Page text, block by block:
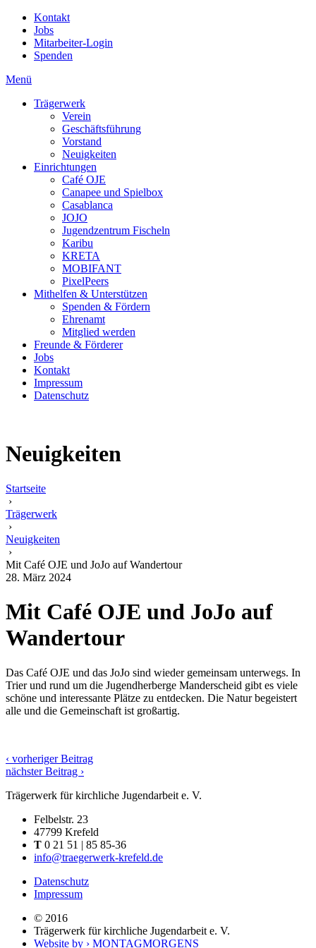
Kontakt
Jobs
Mitarbeiter-Login
Spenden
Menü
Trägerwerk
Verein
Geschäftsführung
Vorstand
Neuigkeiten
Einrichtungen
Café OJE
Canapee und Spielbox
Casablanca
JOJO
Jugendzentrum Fischeln
Karibu
KRETA
MOBIFANT
PixelPeers
Mithelfen & Unterstützen
Spenden & Fördern
Ehrenamt
Mitglied werden
Freunde & Förderer
Jobs
Kontakt
Impressum
Datenschutz
Neuigkeiten
Startseite
›
Trägerwerk
›
Neuigkeiten
›
Mit Café OJE und JoJo auf Wandertour
28. März 2024
Mit Café OJE und JoJo auf
Wandertour
Das Café OJE und das JoJo sind wieder gemeinsam unterwegs. In
Trier und rund um die Jugendherberge Manderscheid gibt es viele
schöne und interessante Plätze zu entdecken. Die Natur begeistert
alle und die Gemeinschaft ist großartig.
‹ vorheriger Beitrag
nächster Beitrag ›
Trägerwerk für kirchliche Jugendarbeit e. V.
Felbelstr. 23
47799 Krefeld
T 0 21 51 | 85 85-36
info@traegerwerk-krefeld.de
Datenschutz
Impressum
© 2016
Trägerwerk für kirchliche Jugendarbeit e. V.
Website by › MONTAGMORGENS